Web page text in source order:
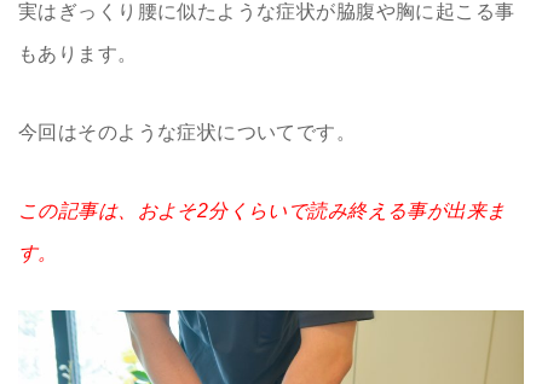
実はぎっくり腰に似たような症状が脇腹や胸に起こる事
もあります。
今回はそのような症状についてです。
この記事は、およそ2分くらいで読み終える事が出来ま
す。